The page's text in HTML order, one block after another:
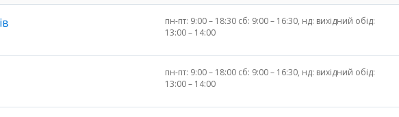
пн-пт: 9:00 – 18:30 сб: 9:00 – 16:30, нд: вихідний обід:
13:00 – 14:00
пн-пт: 9:00 – 18:00 сб: 9:00 – 16:30, нд: вихідний обід:
13:00 – 14:00